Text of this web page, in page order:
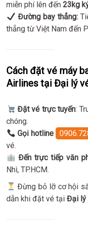
miễn phí lên đến23kg
Đường bay thẳng:
thẳng từ Việt Nam đến
Cách đặt vé máy
Airlines tại Đại lý
Đặt vé trực tuyến:
chóng.
Gọi hotline
vé.
Đến trực tiếp văn
Nhì, TP.HCM.
Đừng bỏ lỡ cơ hội
dẫn khi đặt vé tạiĐại lý